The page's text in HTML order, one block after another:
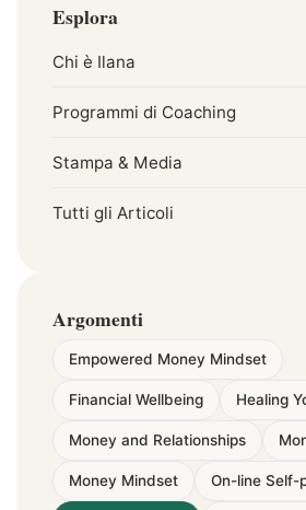
Esplora
Chi è Ilana
Programmi di Coaching
Stampa & Media
Tutti gli Articoli
Argomenti
Empowered Money Mindset
Financial Wellbeing Healing
Money and Relationships
Money Mindset On-line Self-